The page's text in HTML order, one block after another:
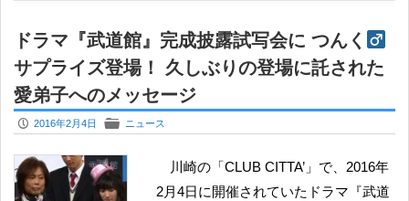
ドラマ『武道館』完成披露試写会に つんく
サプライズ登場！ 久しぶりの登場に託された
愛弟子へのメッセージ
P 2016年2月4日 F ニュース
川崎の「CLUB CITTA’」で、2016年
2月4日に開催されていたドラマ『武道